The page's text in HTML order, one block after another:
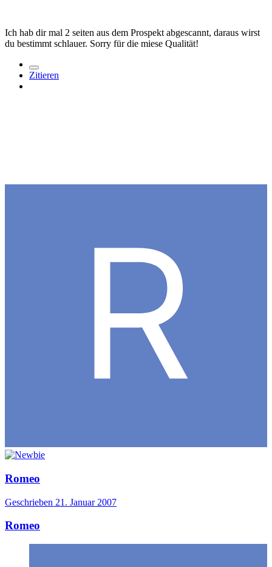
Ich hab dir mal 2 seiten aus dem Prospekt abgescannt, daraus wirst
du bestimmt schlauer. Sorry für die miese Qualität!
Zitieren
Romeo
Geschrieben 21. Januar 2007
Romeo